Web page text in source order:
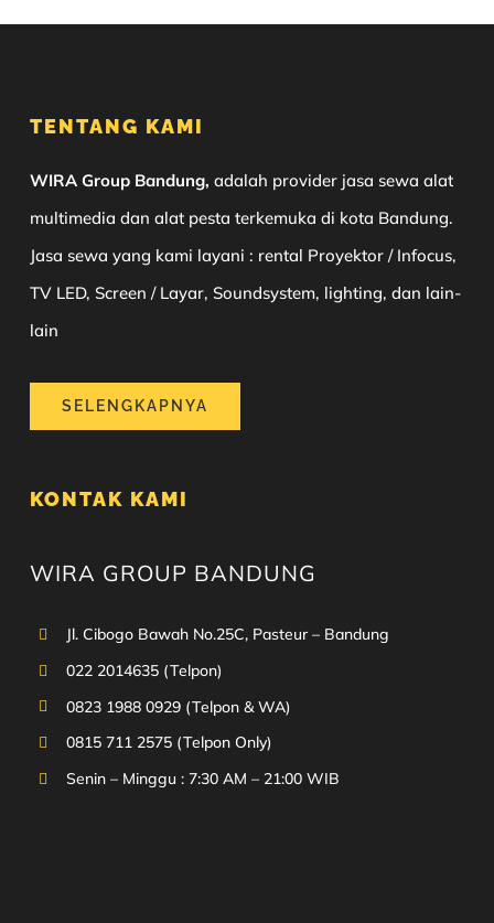
TENTANG KAMI
WIRA Group Bandung, adalah provider jasa sewa alat
multimedia dan alat pesta terkemuka di kota Bandung.
Jasa sewa yang kami layani : rental Proyektor / Infocus,
TV LED, Screen / Layar, Soundsystem, lighting, dan lain-
lain
SELENGKAPNYA
KONTAK KAMI
WIRA GROUP BANDUNG
Jl. Cibogo Bawah No.25C, Pasteur – Bandung
022 2014635 (Telpon)
0823 1988 0929 (Telpon & WA)
0815 711 2575 (Telpon Only)
Senin – Minggu : 7:30 AM – 21:00 WIB